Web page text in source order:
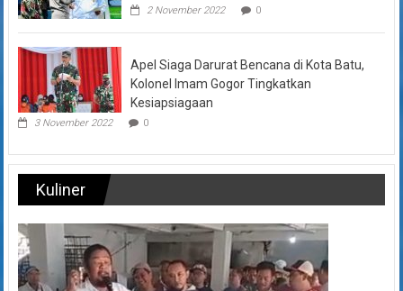
2 November 2022 0
Apel Siaga Darurat Bencana di Kota Batu,
Kolonel Imam Gogor Tingkatkan
Kesiapsiagaan
3 November 2022 0
Kuliner